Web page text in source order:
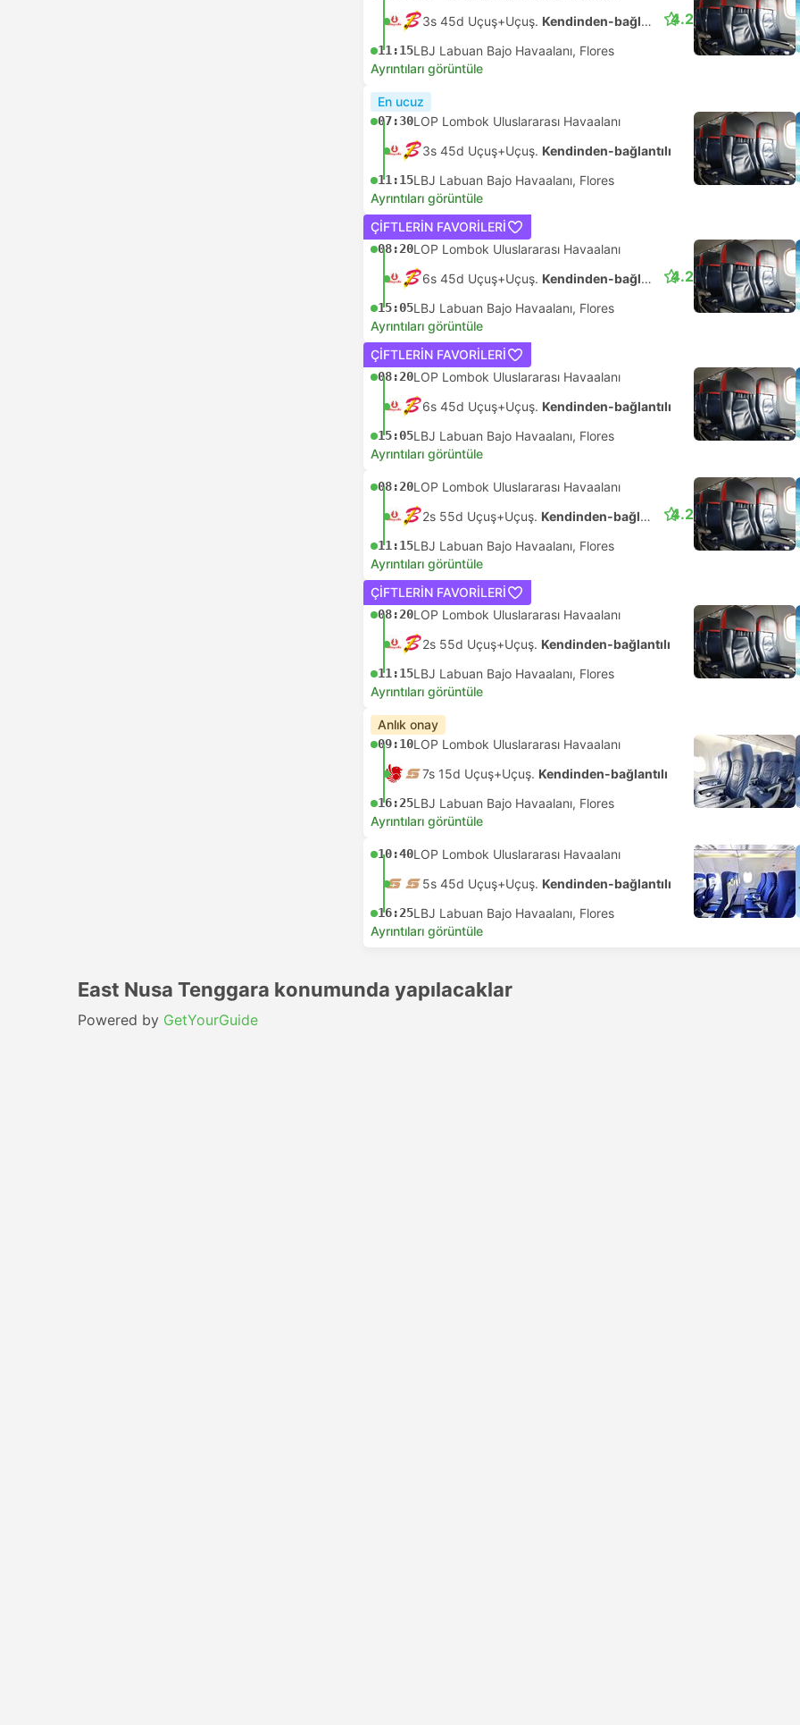
3s 45d Uçuş+Uçuş. Kendinden-bağlantılı
11:15LBJ Labuan Bajo Havaalanı, Flores
4.2
Ayrıntıları görüntüle
En ucuz
07:30LOP Lombok Uluslararası Havaalanı
3s 45d Uçuş+Uçuş. Kendinden-bağlantılı
11:15LBJ Labuan Bajo Havaalanı, Flores
Ayrıntıları görüntüle
ÇIFTLERIN FAVORILERI
08:20LOP Lombok Uluslararası Havaalanı
6s 45d Uçuş+Uçuş. Kendinden-bağlantılı
15:05LBJ Labuan Bajo Havaalanı, Flores
4.2
Ayrıntıları görüntüle
ÇIFTLERIN FAVORILERI
08:20LOP Lombok Uluslararası Havaalanı
6s 45d Uçuş+Uçuş. Kendinden-bağlantılı
15:05LBJ Labuan Bajo Havaalanı, Flores
Ayrıntıları görüntüle
08:20LOP Lombok Uluslararası Havaalanı
2s 55d Uçuş+Uçuş. Kendinden-bağlantılı
11:15LBJ Labuan Bajo Havaalanı, Flores
4.2
Ayrıntıları görüntüle
ÇIFTLERIN FAVORILERI
08:20LOP Lombok Uluslararası Havaalanı
2s 55d Uçuş+Uçuş. Kendinden-bağlantılı
11:15LBJ Labuan Bajo Havaalanı, Flores
Ayrıntıları görüntüle
Anlık onay
09:10LOP Lombok Uluslararası Havaalanı
7s 15d Uçuş+Uçuş. Kendinden-bağlantılı
16:25LBJ Labuan Bajo Havaalanı, Flores
Ayrıntıları görüntüle
10:40LOP Lombok Uluslararası Havaalanı
5s 45d Uçuş+Uçuş. Kendinden-bağlantılı
16:25LBJ Labuan Bajo Havaalanı, Flores
Ayrıntıları görüntüle
East Nusa Tenggara konumunda yapılacaklar
Powered by GetYourGuide